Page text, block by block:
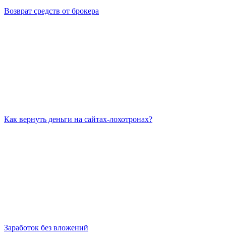
Возврат средств от брокера
Как вернуть деньги на сайтах-лохотронах?
Заработок без вложений